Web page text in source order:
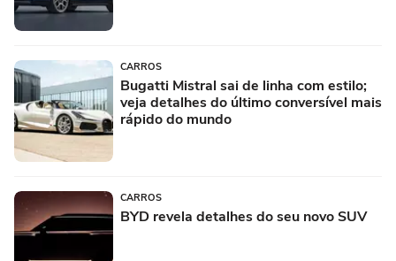
CARROS
Bugatti Mistral sai de linha com estilo;
veja detalhes do último conversível mais
rápido do mundo
CARROS
BYD revela detalhes do seu novo SUV